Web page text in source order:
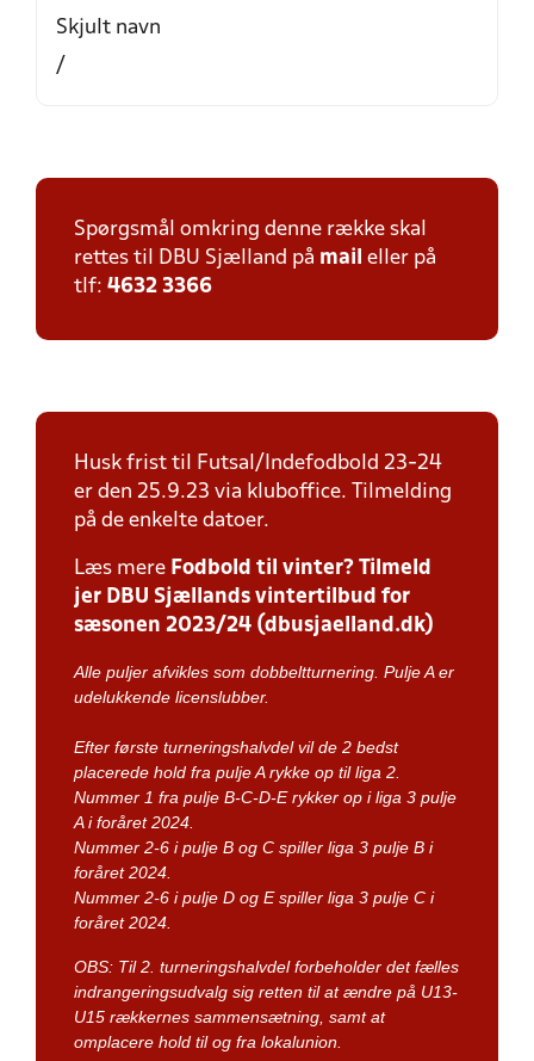
Skjult navn
/
Spørgsmål omkring denne række skal
rettes til DBU Sjælland på mail eller på
tlf: 4632 3366
Husk frist til Futsal/Indefodbold 23-24
er den 25.9.23 via kluboffice. Tilmelding
på de enkelte datoer.
Læs mere Fodbold til vinter? Tilmeld
jer DBU Sjællands vintertilbud for
sæsonen 2023/24 (dbusjaelland.dk)
Alle puljer afvikles som dobbeltturnering. Pulje A er
udelukkende licenslubber.
Efter første turneringshalvdel vil de 2 bedst
placerede hold fra pulje A rykke op til liga 2.
Nummer 1 fra pulje B-C-D-E rykker op i liga 3 pulje
A i foråret 2024.
Nummer 2-6 i pulje B og C spiller liga 3 pulje B i
foråret 2024.
Nummer 2-6 i pulje D og E spiller liga 3 pulje C i
foråret 2024.
OBS: Til 2. turneringshalvdel forbeholder det fælles
indrangeringsudvalg sig retten til at ændre på U13-
U15 rækkernes sammensætning, samt at
omplacere hold til og fra lokalunion.